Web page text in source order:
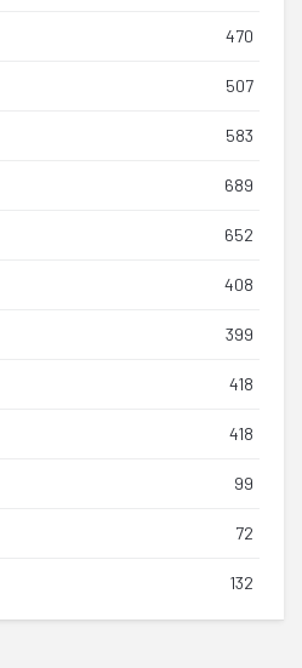
470
507
583
689
652
408
399
418
418
99
72
132